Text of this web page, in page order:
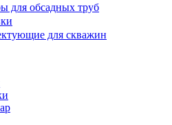
для обсадных труб
для скважин